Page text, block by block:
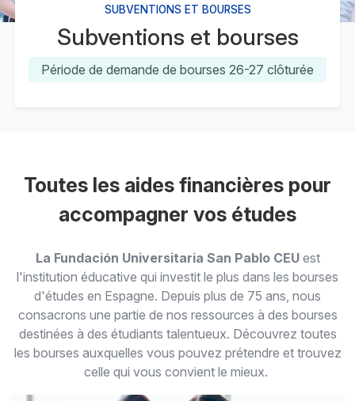
SUBVENTIONS ET BOURSES
Subventions et bourses
Période de demande de bourses 26-27 clôturée
Toutes les aides financières pour
accompagner vos études
La Fundación Universitaria San Pablo CEUest
l'institution éducative qui investit le plus dans les bourses
d'études en Espagne. Depuis plus de 75 ans, nous
consacrons une partie de nos ressources à des bourses
destinées à des étudiants talentueux. Découvrez toutes
les bourses auxquelles vous pouvez prétendre et trouvez
celle qui vous convient le mieux.